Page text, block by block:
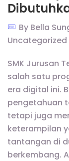
By Bella
Uncategorized
SMK Jurusan
salah satu
era digital ini.
pengetahuan
tetapi juga
keterampilan
tantangan di
berkembang.